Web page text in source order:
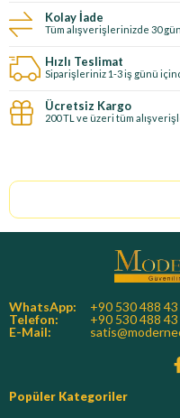
Kolay İade
Tüm alışverişlerinizde 30
Hızlı Teslimat
Siparişleriniz 1-3 iş günü
Ücretsiz Kargo
200 TL ve üzeri tüm
WhatsApp:
+90 530 488
Telefon:
+90 530 488
E-Mail:
Popüler Kategoriler